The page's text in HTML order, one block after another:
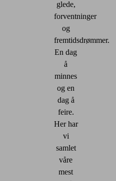
glede,
forventninger
og
fremtidsdrømmer.
En dag
å
minnes
og en
dag å
feire.
Her har
vi
samlet
våre
mest